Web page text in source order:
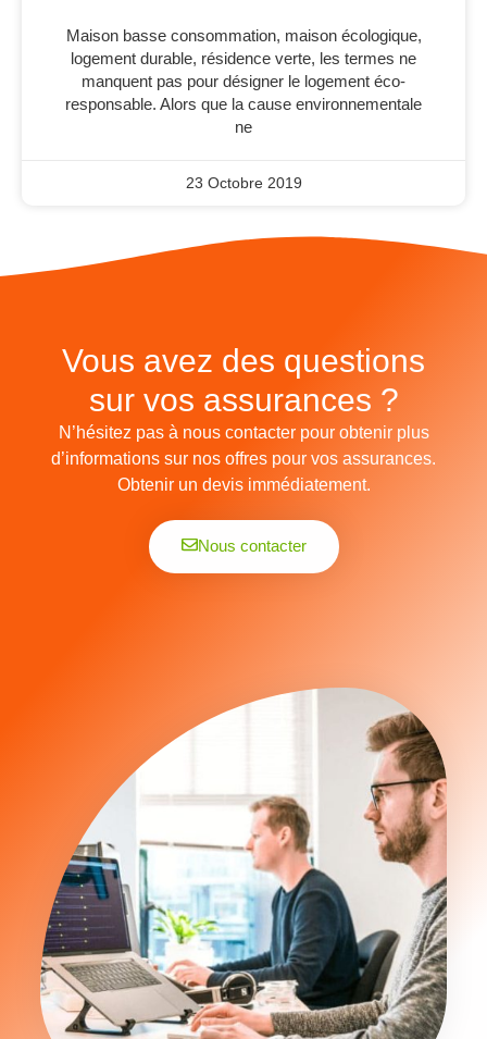
Maison basse consommation, maison écologique,
logement durable, résidence verte, les termes ne
manquent pas pour désigner le logement éco-
responsable. Alors que la cause environnementale
ne
23 Octobre 2019
Vous avez des questions
sur vos assurances ?
N’hésitez pas à nous contacter pour obtenir plus
d’informations sur nos offres pour vos assurances.
Obtenir un devis immédiatement.
Nous contacter